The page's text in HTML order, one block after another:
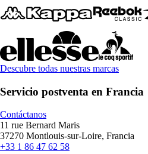
Descubre todas nuestras marcas
Servicio postventa en Francia
Contáctanos
11 rue Bernard Maris
37270 Montlouis-sur-Loire, Francia
+33 1 86 47 62 58